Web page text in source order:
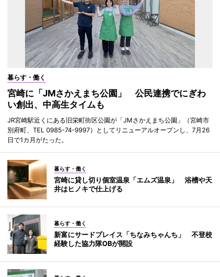
暮らす・働く
宮崎に「JMさかえまち公園」 公民連携でにぎわ
い創出、中高生タイムも
JR宮崎駅近くにある旧栄町街区公園が「JMさかえまち公園」（宮崎市
別府町、TEL 0985-74-9997）としてリニューアルオープンし、7月26
日で1カ月がたった。
暮らす・働く
宮崎に貸し切り個室温泉「エムズ温泉」 浴槽や天
井はヒノキで仕上げる
暮らす・働く
新富にサードプレイス「ちなみちゃんち」 不登校
経験した協力隊OBが開設